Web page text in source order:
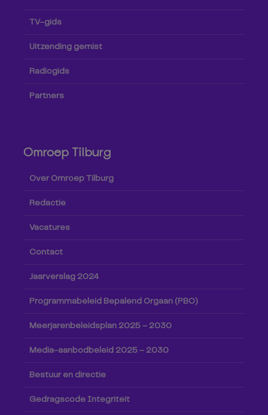
TV-gids
Uitzending gemist
Radiogids
Partners
Omroep Tilburg
Over Omroep Tilburg
Redactie
Vacatures
Contact
Jaarverslag 2024
Programmabeleid Bepalend Orgaan (PBO)
Meerjarenbeleidsplan 2025 – 2030
Media-aanbodbeleid 2025 – 2030
Bestuur en directie
Gedragscode Integriteit